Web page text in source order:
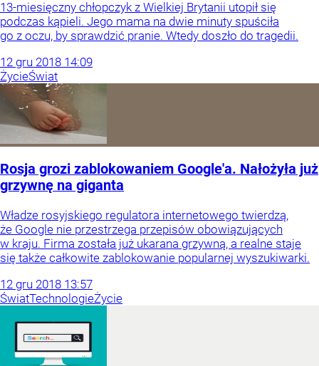
13-miesięczny chłopczyk z Wielkiej Brytanii utopił się
podczas kąpieli. Jego mama na dwie minuty spuściła
go z oczu, by sprawdzić pranie. Wtedy doszło do tragedii.
12 gru 2018 14:09
ŻycieŚwiat
Rosja grozi zablokowaniem Google'a. Nałożyła już
grzywnę na giganta
Władze rosyjskiego regulatora internetowego twierdzą,
że Google nie przestrzega przepisów obowiązujących
w kraju. Firma została już ukarana grzywną, a realne staje
się także całkowite zablokowanie popularnej wyszukiwarki.
12 gru 2018 13:57
ŚwiatTechnologieŻycie